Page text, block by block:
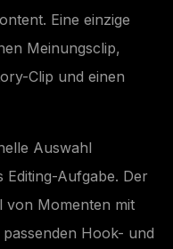
Eine einzige
Meinungsclip,
Clip und einen
Auswahl
Aufgabe. Der
von Momenten mit
Hook- und